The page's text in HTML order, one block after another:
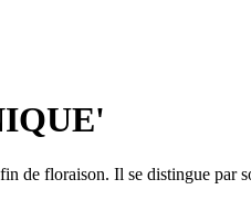
de floraison. Il se distingue par